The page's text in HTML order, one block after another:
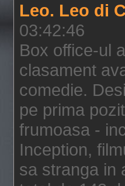
Leo. Leo di
03:42:46
Box office-ul
clasament
comedie.
pe prima
frumoasa -
Inception,
sa stranga in